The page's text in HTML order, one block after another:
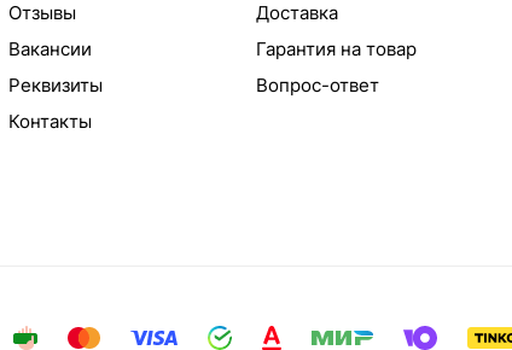
Отзывы
Вакансии
Реквизиты
Контакты
Доставка
Гарантия на товар
Вопрос-ответ